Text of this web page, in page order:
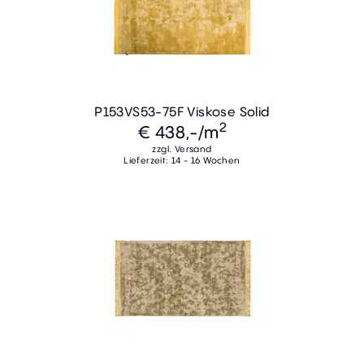
P153VS53-75F Viskose Solid
€ 438,-/m2
zzgl. Versand
Lieferzeit: 14 - 16 Wochen